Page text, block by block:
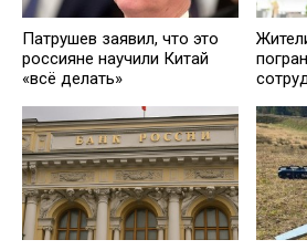
Патрушев заявил, что это
россияне научили Китай
«всё делать»